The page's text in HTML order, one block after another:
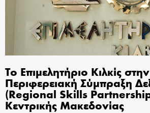
Το Επιμελητήριο Κιλκίς
Περιφερειακή Σύμπραξη
(Regional Skills
Κεντρικής Μακεδονίας